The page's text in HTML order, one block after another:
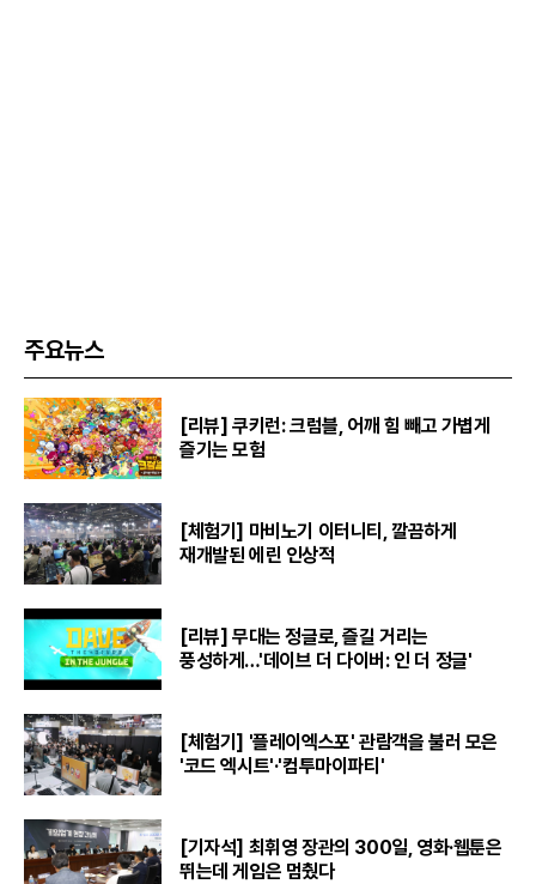
주요뉴스
[리뷰] 쿠키런: 크럼블, 어깨 힘 빼고 가볍게
즐기는 모험
[체험기] 마비노기 이터니티, 깔끔하게
재개발된 에린 인상적
[리뷰] 무대는 정글로, 즐길 거리는
풍성하게…'데이브 더 다이버: 인 더 정글'
[체험기] '플레이엑스포' 관람객을 불러 모은
'코드 엑시트'·'컴투마이파티'
[기자석] 최휘영 장관의 300일, 영화·웹툰은
뛰는데 게임은 멈췄다